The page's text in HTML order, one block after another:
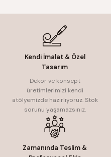
Kendi İmalat & Özel
Tasarım
Dekor ve konsept
üretimlerimizi kendi
atölyemizde hazırlıyoruz. Stok
sorunu yaşamazsınız.
Zamanında Teslim &